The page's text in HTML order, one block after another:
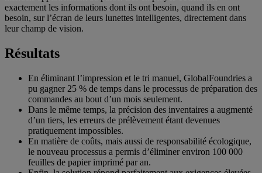
exactement les informations dont ils ont besoin, quand ils en ont
besoin, sur l’écran de leurs lunettes intelligentes, directement dans
leur champ de vision.
Résultats
En éliminant l’impression et le tri manuel, GlobalFoundries a
pu gagner 25 % de temps dans le processus de préparation des
commandes au bout d’un mois seulement.
Dans le même temps, la précision des inventaires a augmenté
d’un tiers, les erreurs de prélèvement étant devenues
pratiquement impossibles.
En matière de coûts, mais aussi de responsabilité écologique,
le nouveau processus a permis d’éliminer environ 100 000
feuilles de papier imprimé par an.